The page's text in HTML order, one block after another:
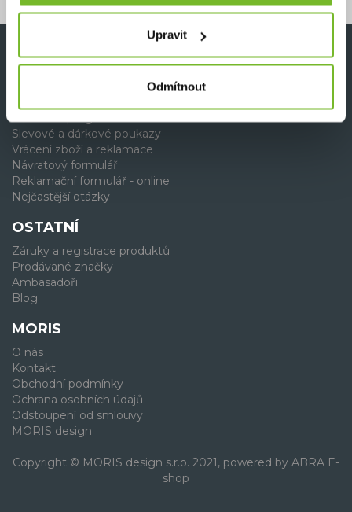
Upravit
Odmítnout
Slevové a dárkové poukazy
Vrácení zboží a reklamace
Návratový formulář
Reklamační formulář - online
Nejčastější otázky
OSTATNÍ
Záruky a registrace produktů
Prodávané značky
Ambasadoři
Blog
MORIS
O nás
Kontakt
Obchodní podmínky
Ochrana osobních údajů
Odstoupení od smlouvy
MORIS design
Copyright © MORIS design s.r.o. 2021, powered by ABRA E-
shop